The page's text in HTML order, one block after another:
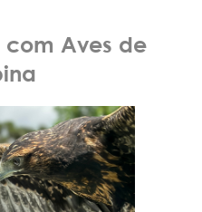
com Aves de